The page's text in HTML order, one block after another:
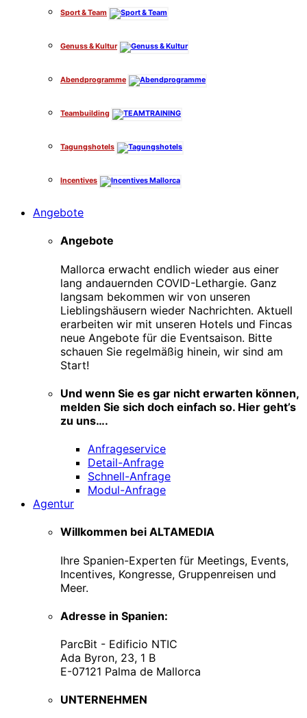
Sport & Team
Genuss & Kultur
Abendprogramme
Teambuilding
Tagungshotels
Incentives
Angebote
Angebote
Mallorca erwacht endlich wieder aus einer
lang andauernden COVID-Lethargie. Ganz
langsam bekommen wir von unseren
Lieblingshäusern wieder Nachrichten. Aktuell
erarbeiten wir mit unseren Hotels und Fincas
neue Angebote für die Eventsaison. Bitte
schauen Sie regelmäßig hinein, wir sind am
Start!
Und wenn Sie es gar nicht erwarten können,
melden Sie sich doch einfach so. Hier geht’s
zu uns….
Anfrageservice
Detail-Anfrage
Schnell-Anfrage
Modul-Anfrage
Agentur
Willkommen bei ALTAMEDIA
Ihre Spanien-Experten für Meetings, Events,
Incentives, Kongresse, Gruppenreisen und
Meer.
Adresse in Spanien:
ParcBit - Edificio NTIC
Ada Byron, 23, 1 B
E-07121 Palma de Mallorca
UNTERNEHMEN